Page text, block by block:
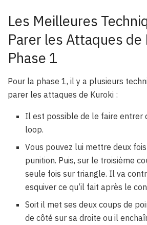
Les Meilleures
Parer les Attaques de
Phase 1
Pour la phase 1, il y a plusieurs
parer les attaques de Kuroki :
Il est possible de le faire entrer
loop.
Vous pouvez lui mettre deux
punition. Puis, sur le troisième
seule fois sur triangle. Il va
esquiver ce qu’il fait après le
Soit il met ses deux coups de
de côté sur sa droite ou il